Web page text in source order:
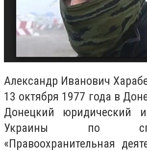
Александр Иванович
13 октября 1977 года в
Донецкий юридический
Украины по
«Правоохранительная